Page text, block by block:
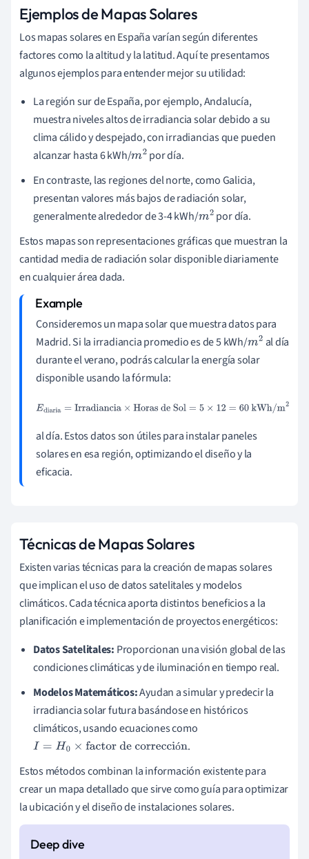
Ejemplos de Mapas Solares
Los mapas solares en España varían según diferentes
factores como la altitud y la latitud. Aquí te presentamos
algunos ejemplos para entender mejor su utilidad:
La región sur de España, por ejemplo, Andalucía,
muestra niveles altos de irradiancia solar debido a su
clima cálido y despejado, con irradiancias que pueden
alcanzar hasta 6 kWh/m2 por día.
En contraste, las regiones del norte, como Galicia,
presentan valores más bajos de radiación solar,
generalmente alrededor de 3-4 kWh/m2 por día.
Estos mapas son representaciones gráficas que muestran la
cantidad media de radiación solar disponible diariamente
en cualquier área dada.
Consideremos un mapa solar que muestra datos para
Madrid. Si la irradiancia promedio es de 5 kWh/m2 al día
durante el verano, podrás calcular la energía solar
disponible usando la fórmula:
Ediaria=Irradiancia ×Horas de Sol=5 ×12= 60 kWh/m2
al día. Estos datos son útiles para instalar paneles
solares en esa región, optimizando el diseño y la
eficacia.
Técnicas de Mapas Solares
Existen varias técnicas para la creación de mapas solares
que implican el uso de datos satelitales y modelos
climáticos. Cada técnica aporta distintos beneficios a la
planificación e implementación de proyectos energéticos:
Datos Satelitales: Proporcionan una visión global de las
condiciones climáticas y de iluminación en tiempo real.
Modelos Matemáticos:Ayudan a simular y predecir la
irradiancia solar futura basándose en históricos
climáticos, usando ecuaciones como
ó
I= H0 ×factor de corrección
.
Estos métodos combinan la información existente para
crear un mapa detallado que sirve como guía para optimizar
la ubicación y el diseño de instalaciones solares.